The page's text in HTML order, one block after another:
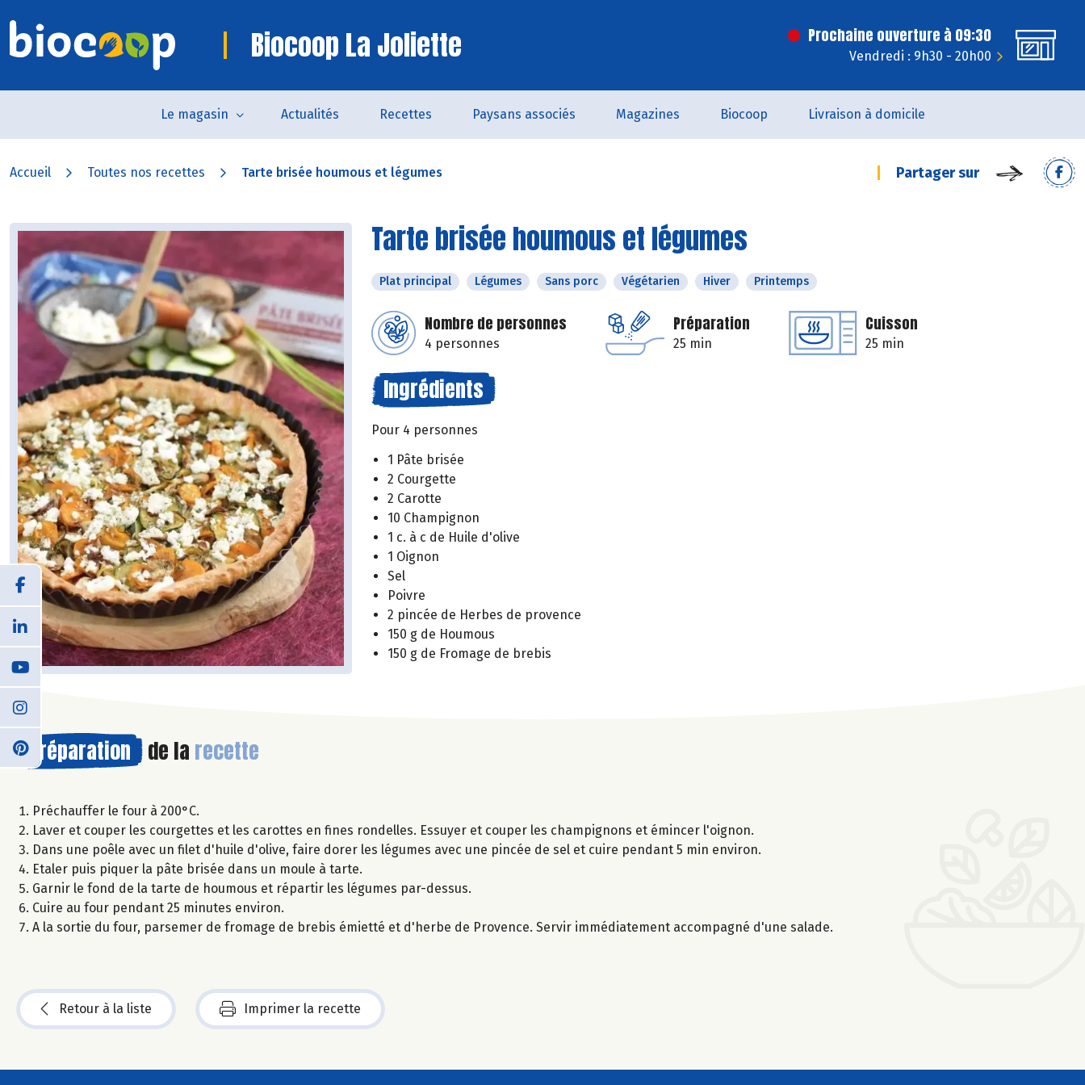
Biocoop La Joliette Prochaine ouverture à 09:30
Vendredi : 9h30 - 20h00
Le magasin Actualités Recettes Paysans associés Magazines Biocoop Livraison à domicile
Accueil Toutes nos recettes Tarte brisée houmous et légumes Partager sur
Tarte brisée houmous et légumes
Plat principal Légumes Sans porc Végétarien Hiver Printemps
Nombre de personnes
4 personnes
Préparation
25 min
Cuisson
25 min
Ingrédients
Pour 4 personnes
1 Pâte brisée
2 Courgette
2 Carotte
10 Champignon
1 c. à c de Huile d'olive
1 Oignon
Sel
Poivre
2 pincée de Herbes de provence
150 g de Houmous
150 g de Fromage de brebis
Préparation de la recette
Préchauffer le four à 200°C.
Laver et couper les courgettes et les carottes en fines rondelles. Essuyer et couper les champignons et émincer l'oignon.
Dans une poêle avec un filet d'huile d'olive, faire dorer les légumes avec une pincée de sel et cuire pendant 5 min environ.
Etaler puis piquer la pâte brisée dans un moule à tarte.
Garnir le fond de la tarte de houmous et répartir les légumes par-dessus.
Cuire au four pendant 25 minutes environ.
A la sortie du four, parsemer de fromage de brebis émietté et d'herbe de Provence. Servir immédiatement accompagné d'une salade.
Retour à la liste Imprimer la recette